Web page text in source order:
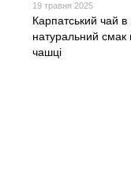
19 травня 2025
Карпатський чай в
натуральний смак
чашці